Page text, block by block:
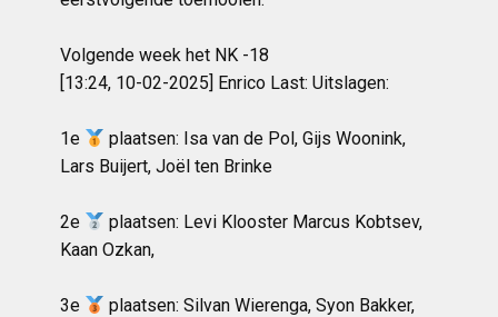
Volgende week het NK -18
[13:24, 10-02-2025] Enrico Last: Uitslagen:
1e
plaatsen: Isa van de Pol, Gijs Woonink,
Lars Buijert, Joël ten Brinke
2e
plaatsen: Levi Klooster Marcus Kobtsev,
Kaan Ozkan,
3e
plaatsen: Silvan Wierenga, Syon Bakker,